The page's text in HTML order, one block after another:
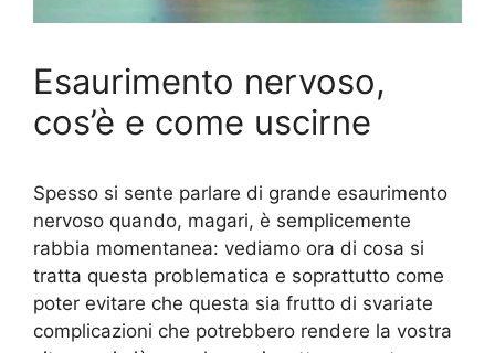
Esaurimento nervoso,
cos’è e come uscirne
Spesso si sente parlare di grande esaurimento
nervoso quando, magari, è semplicemente
rabbia momentanea: vediamo ora di cosa si
tratta questa problematica e soprattutto come
poter evitare che questa sia frutto di svariate
complicazioni che potrebbero rendere la vostra